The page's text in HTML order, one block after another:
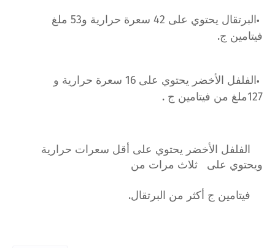
البرتقال يحتوي على 42 سعرة حرارية و53 ملغ
فيتامين ج.
الفلفل الأخضر يحتوي على 16 سعرة حرارية و
127ملغ من فيتامين ج .
الفلفل الأخضر يحتوي على أقل سعرات حرارية
ويحتوي على ثلاث مرات من
فيتامين ج أكثر من البرتقال.